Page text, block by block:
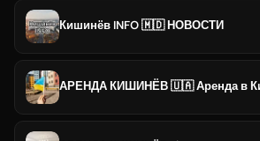
Кишинёв INFO 🇲🇩 НОВОСТИ
АРЕНДА КИШИНЁВ 🇺🇦 Аренда в